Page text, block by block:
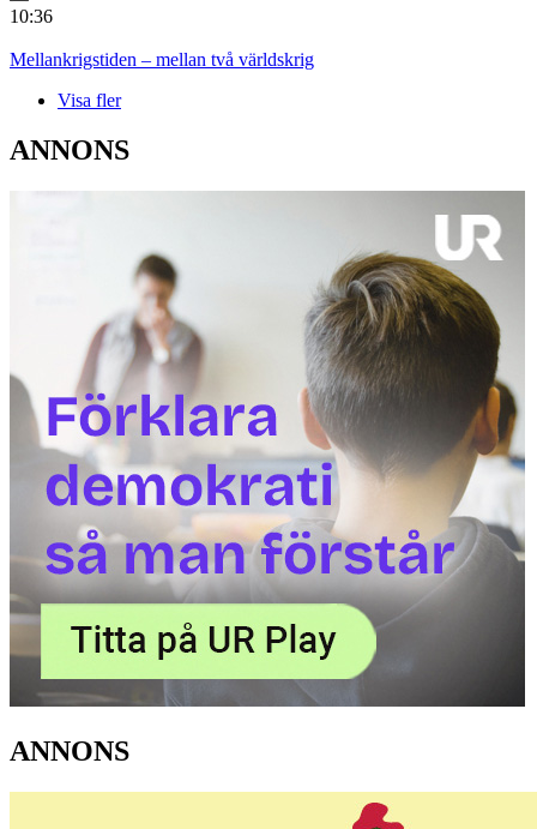
10:36
Mellankrigstiden – mellan två världskrig
Visa fler
ANNONS
ANNONS